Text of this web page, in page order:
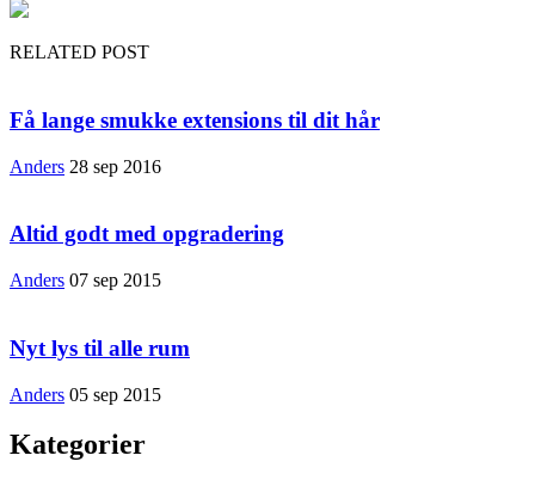
RELATED POST
Få lange smukke extensions til dit hår
Anders 28 sep 2016
Altid godt med opgradering
Anders 07 sep 2015
Nyt lys til alle rum
Anders 05 sep 2015
Kategorier